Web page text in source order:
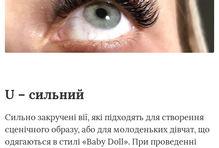
U – сильний
Сильно закручені вії, які підходять для створення
сценічного образу, або для молоденьких дівчат, що
одягаються в стилі «Baby Doll». При проведенні